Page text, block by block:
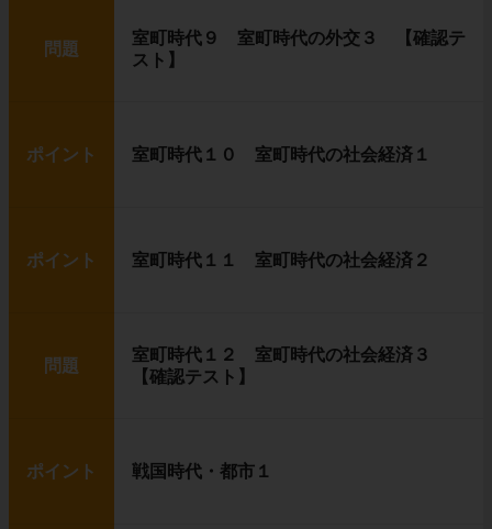
問題
室町時代９ 室町時代の外交３ 【確認テ
スト】
ポイント 室町時代１０ 室町時代の社会経済１
ポイント 室町時代１１ 室町時代の社会経済２
問題
室町時代１２ 室町時代の社会経済３
【確認テスト】
ポイント 戦国時代・都市１